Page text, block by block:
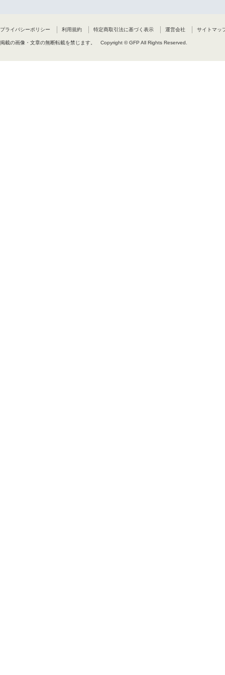
プライバシーポリシー 利用規約 特定商取引法に基づく表示 運営会社 サイトマッ
掲載の画像・文章の無断転載を禁じます。 Copyright © GFP All Rights Reserved.